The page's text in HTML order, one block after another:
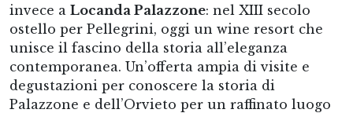
invece a Locanda Palazzone: nel XIII secolo
ostello per Pellegrini, oggi un wine resort che
unisce il fascino della storia all’eleganza
contemporanea. Un’offerta ampia di visite e
degustazioni per conoscere la storia di
Palazzone e dell’Orvieto per un raffinato luogo